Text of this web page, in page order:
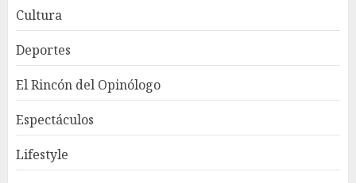
Cultura
Deportes
El Rincón del Opinólogo
Espectáculos
Lifestyle